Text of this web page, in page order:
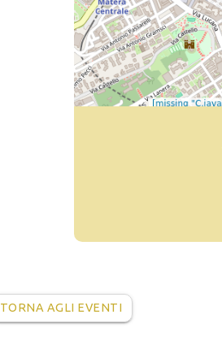
TORNA AGLI EVENTI